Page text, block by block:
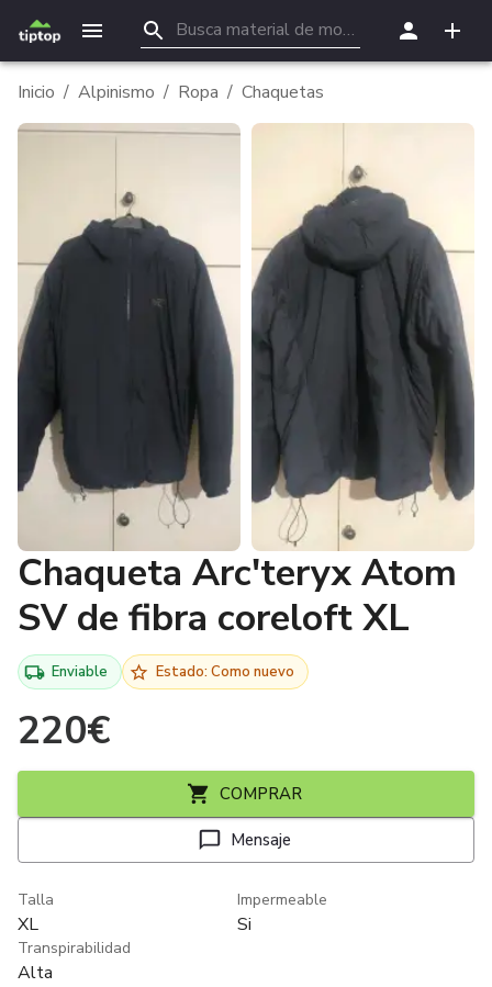
Inicio / Alpinismo / Ropa / Chaquetas
Chaqueta Arc'teryx Atom
SV de fibra coreloft XL
Enviable Estado: Como nuevo
220€
COMPRAR
Mensaje
Talla
XL
Impermeable
Si
Transpirabilidad
Alta